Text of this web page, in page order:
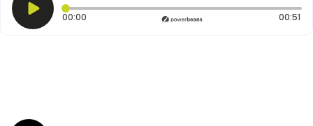
00:00 Tiempo transcurrido: 0 segundos 00:51